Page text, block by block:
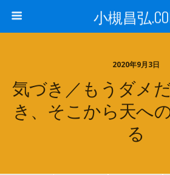
小槻昌弘
2020年9月3日
気づき／もうダメ
き、そこから天へ
る